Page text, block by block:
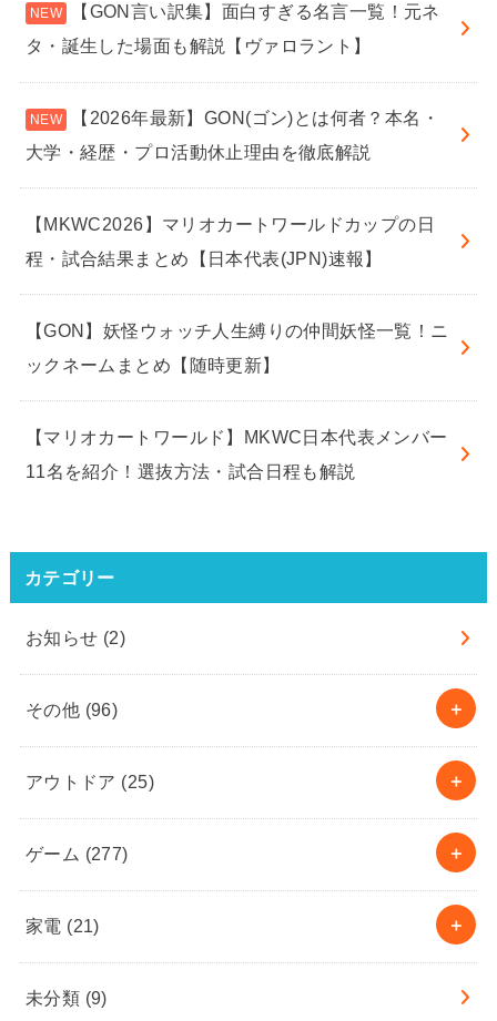
【GON言い訳集】面白すぎる名言一覧！元ネ
タ・誕生した場面も解説【ヴァロラント】
【2026年最新】GON(ゴン)とは何者？本名・
大学・経歴・プロ活動休止理由を徹底解説
【MKWC2026】マリオカートワールドカップの日
程・試合結果まとめ【日本代表(JPN)速報】
【GON】妖怪ウォッチ人生縛りの仲間妖怪一覧！ニ
ックネームまとめ【随時更新】
【マリオカートワールド】MKWC日本代表メンバー
11名を紹介！選抜方法・試合日程も解説
カテゴリー
お知らせ (2)
その他 (96)
アウトドア (25)
ゲーム (277)
家電 (21)
未分類 (9)